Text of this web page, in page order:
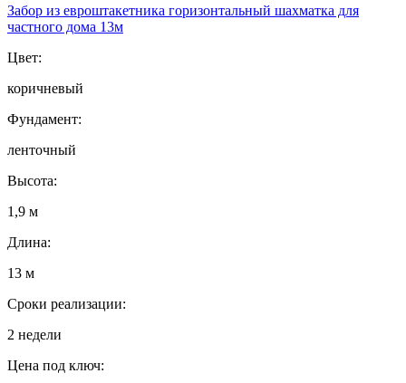
Забор из евроштакетника горизонтальный шахматка для
частного дома 13м
Цвет:
коричневый
Фундамент:
ленточный
Высота:
1,9 м
Длина:
13 м
Сроки реализации:
2 недели
Цена под ключ: